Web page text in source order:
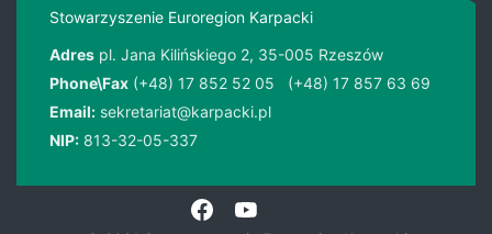
Stowarzyszenie Euroregion Karpacki
Adres pl. Jana Kilińskiego 2, 35-005 Rzeszów
Phone\Fax (+48) 17 852 52 05
(+48) 17 857 63 69
Email: sekretariat@karpacki.pl
NIP: 813-32-05-337